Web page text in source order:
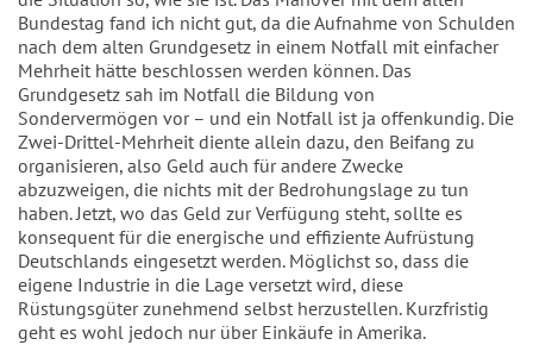
Bundestag fand ich nicht gut, da die Aufnahme von Schulden
nach dem alten Grundgesetz in einem Notfall mit einfacher
Mehrheit hätte beschlossen werden können. Das
Grundgesetz sah im Notfall die Bildung von
Sondervermögen vor – und ein Notfall ist ja offenkundig. Die
Zwei-Drittel-Mehrheit diente allein dazu, den Beifang zu
organisieren, also Geld auch für andere Zwecke
abzuzweigen, die nichts mit der Bedrohungslage zu tun
haben. Jetzt, wo das Geld zur Verfügung steht, sollte es
konsequent für die energische und effiziente Aufrüstung
Deutschlands eingesetzt werden. Möglichst so, dass die
eigene Industrie in die Lage versetzt wird, diese
Rüstungsgüter zunehmend selbst herzustellen. Kurzfristig
geht es wohl jedoch nur über Einkäufe in Amerika.